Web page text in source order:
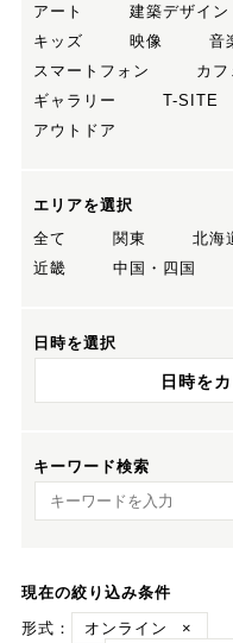
アート
建築デザイン
キッズ
映像 音
スマートフォン
カフ
ギャラリー
T-SITE
アウトドア
エリアを選択
全て
関東 北海
近畿
中国・四国
日時を選択
日時を
キーワード検索
キーワード検索
現在の絞り込み条件
形式：
オンライン
×